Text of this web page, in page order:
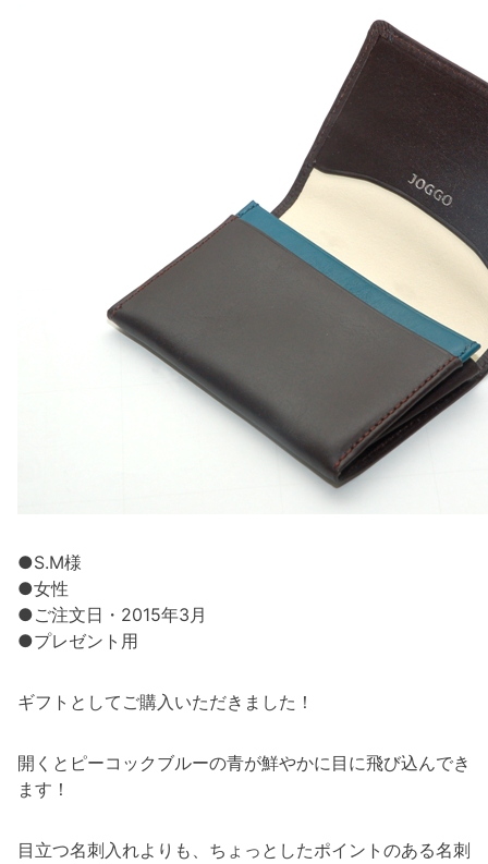
●S.M様
●女性
●ご注文日・2015年3月
●プレゼント用
ギフトとしてご購入いただきました！
開くとピーコックブルーの青が鮮やかに目に飛び込んでき
ます！
目立つ名刺入れよりも、ちょっとしたポイントのある名刺